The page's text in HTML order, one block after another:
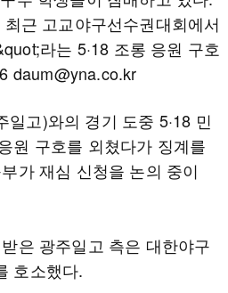
일고)와의 경기 도중 5·18 민
원 구호를 외쳤다가 징계를
가 재심 신청을 논의 중이
은 광주일고 측은 대한야구
호소했다.